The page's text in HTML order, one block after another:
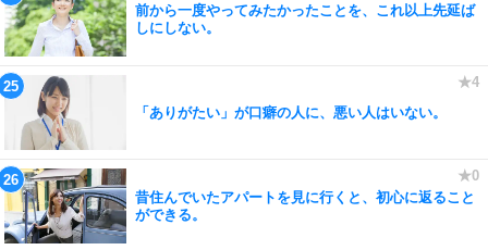
前から一度やってみたかったことを、これ以上先延ば
しにしない。
「ありがたい」が口癖の人に、悪い人はいない。
昔住んでいたアパートを見に行くと、初心に返ること
ができる。